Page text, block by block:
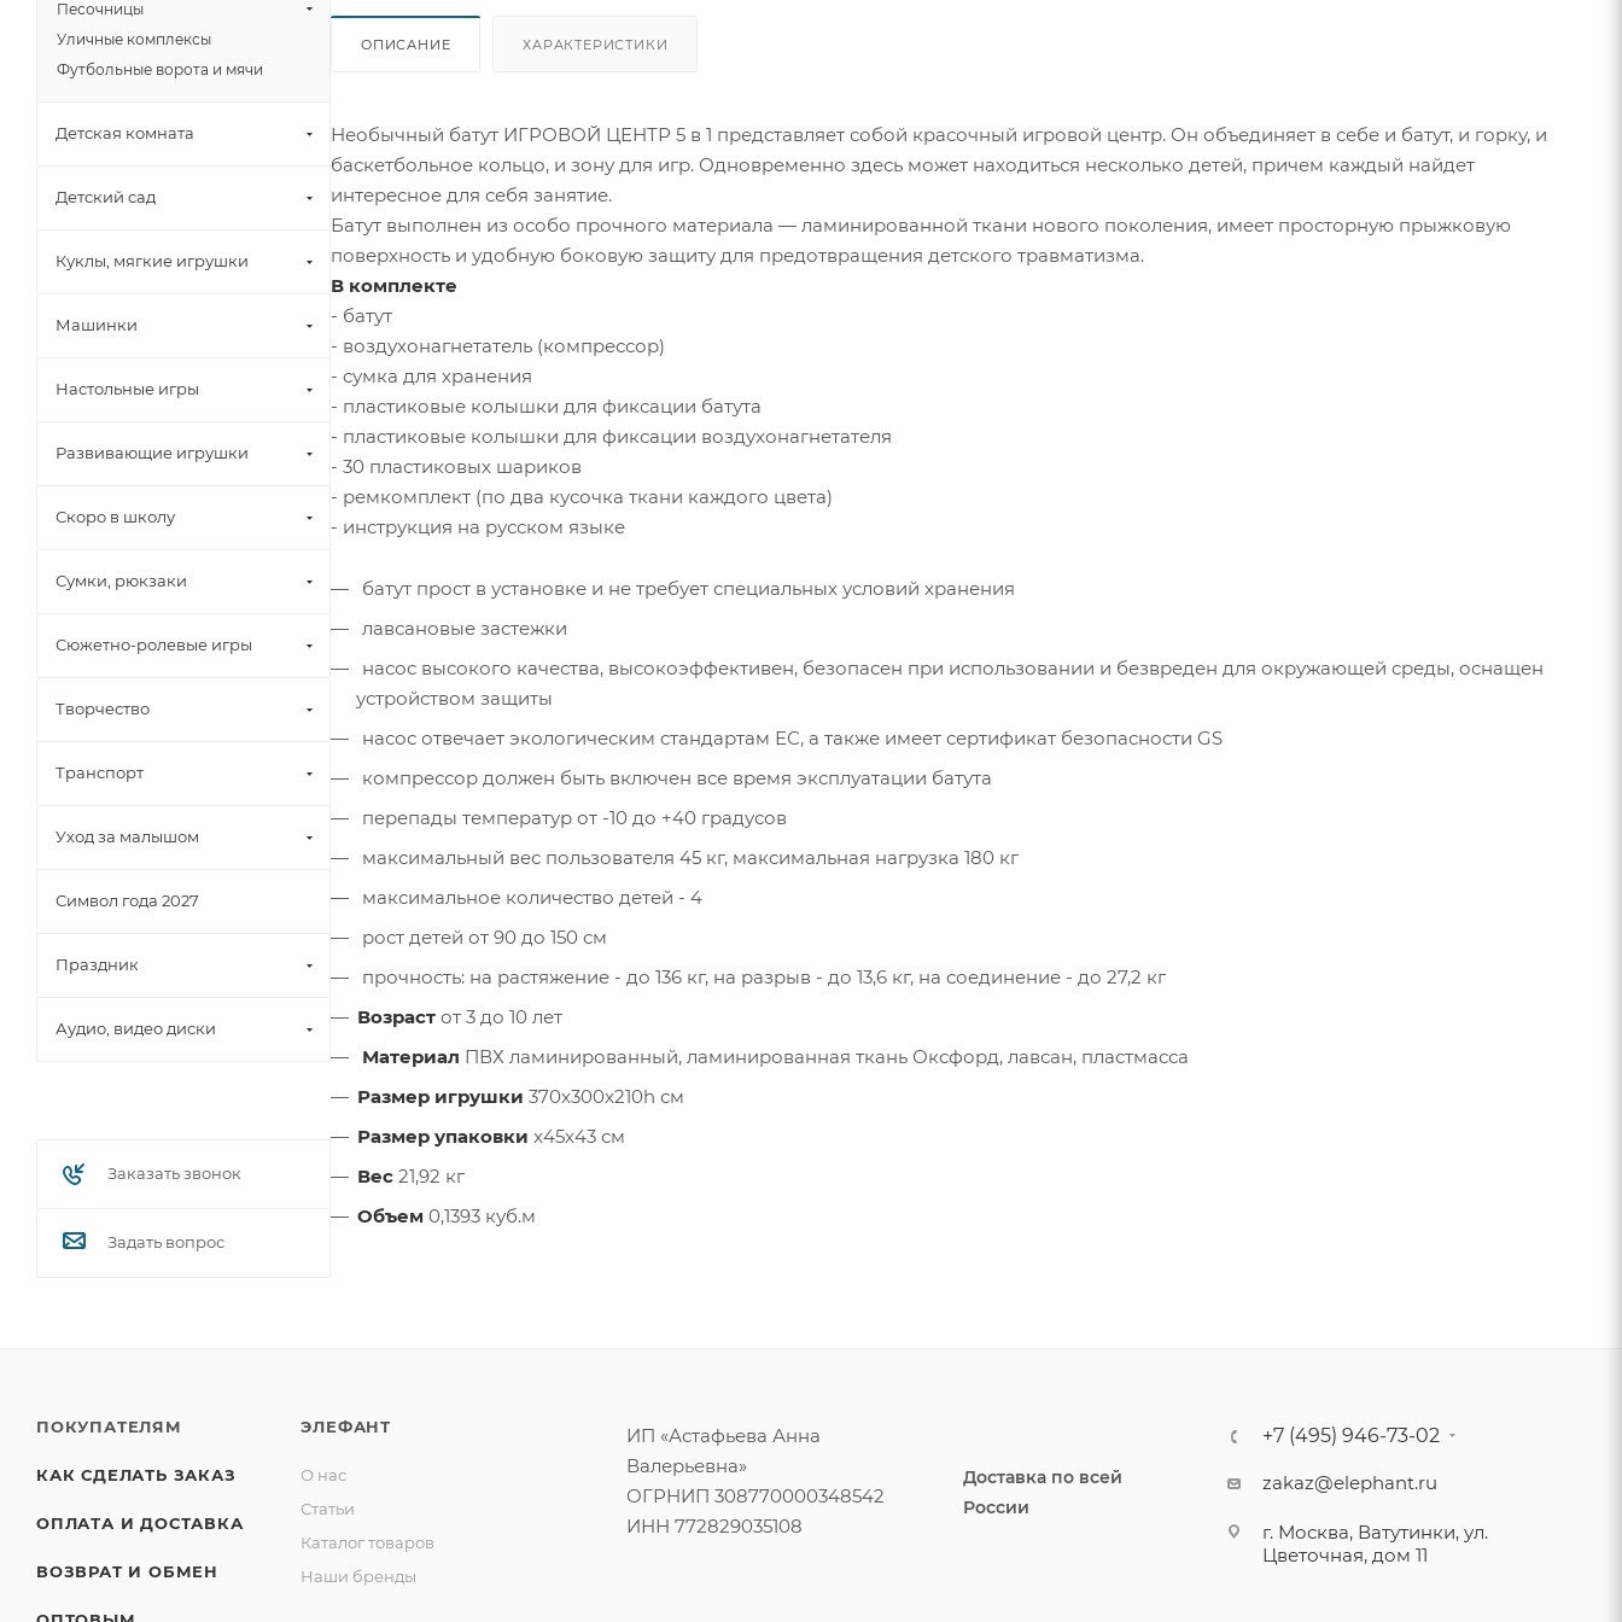
ОПИСАНИЕ ХАРАКТЕРИСТИКИ
Необычный батут ИГРОВОЙ ЦЕНТР 5 в 1 представляет собой красочный игровой центр. Он объединяет в себе и батут, и горку, и
баскетбольное кольцо, и зону для игр. Одновременно здесь может находиться несколько детей, причем каждый найдет
интересное для себя занятие.
Батут выполнен из особо прочного материала — ламинированной ткани нового поколения, имеет просторную прыжковую
поверхность и удобную боковую защиту для предотвращения детского травматизма.
В комплекте
- батут
- воздухонагнетатель (компрессор)
- сумка для хранения
- пластиковые колышки для фиксации батута
- пластиковые колышки для фиксации воздухонагнетателя
- 30 пластиковых шариков
- ремкомплект (по два кусочка ткани каждого цвета)
- инструкция на русском языке
батут прост в установке и не требует специальных условий хранения
лавсановые застежки
насос высокого качества, высокоэффективен, безопасен при использовании и безвреден для окружающей среды, оснащен
устройством защиты
насос отвечает экологическим стандартам ЕС, а также имеет сертификат безопасности GS
компрессор должен быть включен все время эксплуатации батута
перепады температур от -10 до +40 градусов
максимальный вес пользователя 45 кг, максимальная нагрузка 180 кг
максимальное количество детей - 4
рост детей от 90 до 150 см
прочность: на растяжение - до 136 кг, на разрыв - до 13,6 кг, на соединение - до 27,2 кг
Возраст от 3 до 10 лет
Материал ПВХ ламинированный, ламинированная ткань Оксфорд, лавсан, пластмасса
Размер игрушки 370x300x210h см
Размер упаковки x45x43 см
Вес 21,92 кг
Объем 0,1393 куб.м
Песочницы
Уличные комплексы
Футбольные ворота и мячи
Детская комната
Детский сад
Куклы, мягкие игрушки
Машинки
Настольные игры
Развивающие игрушки
Скоро в школу
Сумки, рюкзаки
Сюжетно-ролевые игры
Творчество
Транспорт
Уход за малышом
Символ года 2027
Праздник
Аудио, видео диски
Заказать звонок
Задать вопрос
ПОКУПАТЕЛЯМ
КАК СДЕЛАТЬ ЗАКАЗ
ОПЛАТА И ДОСТАВКА
ВОЗВРАТ И ОБМЕН
ЭЛЕФАНТ
О нас
Статьи
Каталог товаров
Наши бренды
ИП «Астафьева Анна
Валерьевна»
ОГРНИП 308770000348542
ИНН 772829035108
Доставка по всей
России
+7 (495) 946-73-02
zakaz@elephant.ru
г. Москва, Ватутинки, ул.
Цветочная, дом 11